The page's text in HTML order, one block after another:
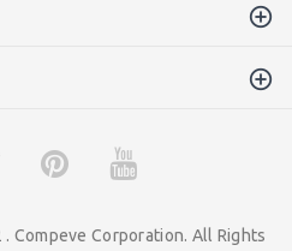
Compeve Corporation. All Rights